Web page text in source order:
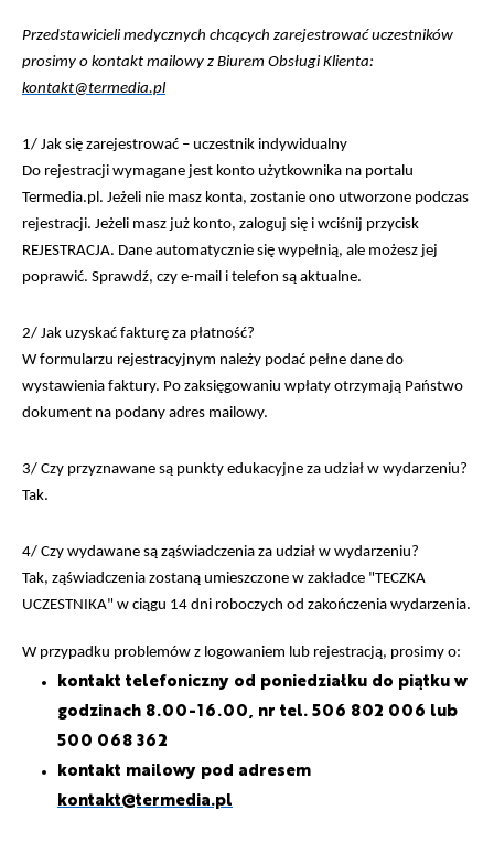
Przedstawicieli medycznych chcących zarejestrować uczestników
prosimy o kontakt mailowy z Biurem Obsługi Klienta:
kontakt@termedia.pl
1/ Jak się zarejestrować – uczestnik indywidualny
Do rejestracji wymagane jest konto użytkownika na portalu
Termedia.pl. Jeżeli nie masz konta, zostanie ono utworzone podczas
rejestracji. Jeżeli masz już konto, zaloguj się i wciśnij przycisk
REJESTRACJA. Dane automatycznie się wypełnią, ale możesz jej
poprawić. Sprawdź, czy e-mail i telefon są aktualne.
2/ Jak uzyskać fakturę za płatność?
W formularzu rejestracyjnym należy podać pełne dane do
wystawienia faktury. Po zaksięgowaniu wpłaty otrzymają Państwo
dokument na podany adres mailowy.
3/ Czy przyznawane są punkty edukacyjne za udział w wydarzeniu?
Tak.
4/ Czy wydawane są ząświadczenia za udział w wydarzeniu?
Tak, ząświadczenia zostaną umieszczone w zakładce "TECZKA
UCZESTNIKA" w ciągu 14 dni roboczych od zakończenia wydarzenia.
W przypadku problemów z logowaniem lub rejestracją, prosimy o:
kontakt telefoniczny od poniedziałku do piątku w
godzinach 8.00-16.00, nr tel. 506 802 006 lub
500 068 362
kontakt mailowy pod adresem
kontakt@termedia.pl